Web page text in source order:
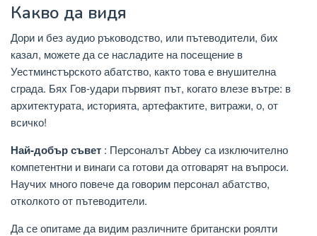
Какво да видя
Дори и без аудио ръководство, или пътеводители, бих
казал, можете да се насладите на посещение в
Уестминстърското абатство, както това е внушителна
сграда. Бях Гов-удари първият път, когато влезе вътре: в
архитектурата, историята, артефактите, витражи, о, от
всичко!
Най-добър съвет : Персоналът Abbey са изключително
компетентни и винаги са готови да отговарят на въпроси.
Научих много повече да говорим персонал абатство,
отколкото от пътеводители.
Да се ​​опитаме да видим различните британски роялти